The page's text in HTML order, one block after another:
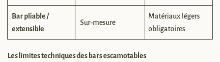
Bar pliable /
extensible
Sur-mesure
Matériaux légers
obligatoires
Les limites techniques des bars escamotables